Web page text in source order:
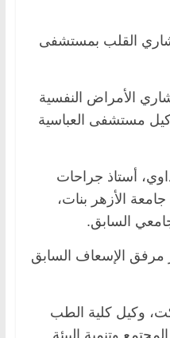
القلب بمستشفى
الأمراض النفسية
مستشفى العباسية
أستاذ جراحات
الأزهر بنات،
السابق.
مرفق الإسعاف السابق
وكيل كلية الطب
وتنمية البيئة